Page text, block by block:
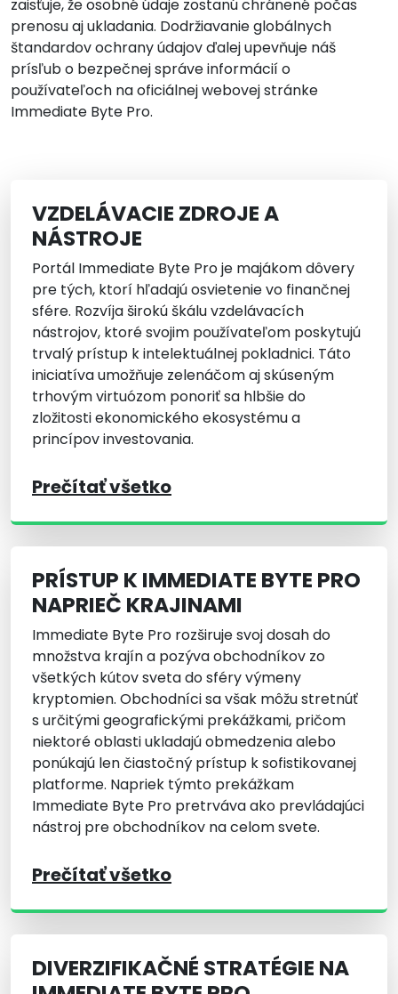
zaisťuje, že osobné údaje zostanú chránené počas
prenosu aj ukladania. Dodržiavanie globálnych
štandardov ochrany údajov ďalej upevňuje náš
prísľub o bezpečnej správe informácií o
používateľoch na oficiálnej webovej stránke
Immediate Byte Pro.
VZDELÁVACIE ZDROJE A
NÁSTROJE
Portál Immediate Byte Pro je majákom dôvery
pre tých, ktorí hľadajú osvietenie vo finančnej
sfére. Rozvíja širokú škálu vzdelávacích
nástrojov, ktoré svojim používateľom poskytujú
trvalý prístup k intelektuálnej pokladnici. Táto
iniciatíva umožňuje zelenáčom aj skúseným
trhovým virtuózom ponoriť sa hlbšie do
zložitosti ekonomického ekosystému a
princípov investovania.
Prečítať všetko
PRÍSTUP K IMMEDIATE BYTE PRO
NAPRIEČ KRAJINAMI
Immediate Byte Pro rozširuje svoj dosah do
množstva krajín a pozýva obchodníkov zo
všetkých kútov sveta do sféry výmeny
kryptomien. Obchodníci sa však môžu stretnúť
s určitými geografickými prekážkami, pričom
niektoré oblasti ukladajú obmedzenia alebo
ponúkajú len čiastočný prístup k sofistikovanej
platforme. Napriek týmto prekážkam
Immediate Byte Pro pretrváva ako prevládajúci
nástroj pre obchodníkov na celom svete.
Prečítať všetko
DIVERZIFIKAČNÉ STRATÉGIE NA